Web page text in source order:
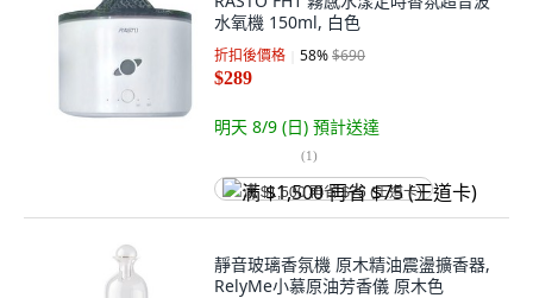
水氧機 150ml, 白色
折扣後價格 58%$690
$289
明天 8/9 (日) 預計送達
(1)
满 $1,500 再省 $75 (王道卡)
靜音玻璃香氛機 原木精油震盪擴香器,
RelyMe小慕原油芳香儀 原木色